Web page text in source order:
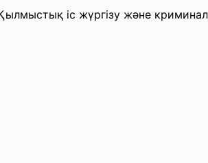
іс жүргізу және